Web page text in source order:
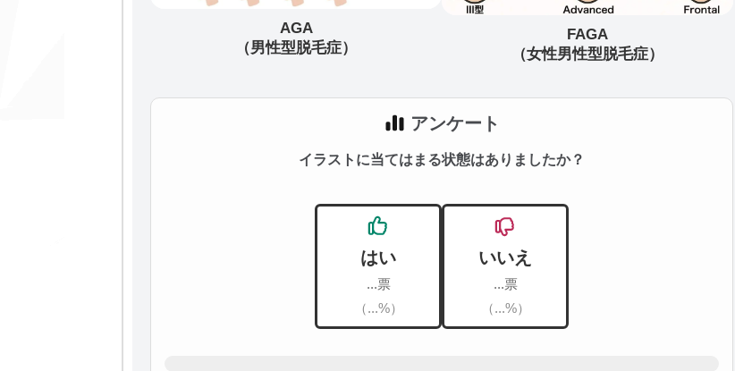
AGA
（男性型脱毛症）
FAGA
（女性男性型脱毛症）
アンケート
イラストに当てはまる状態はありましたか？
はい
...票
（...%）
いいえ
...票
（...%）